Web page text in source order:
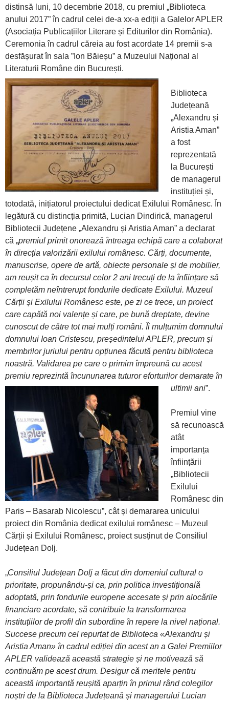
distinsă luni, 10 decembrie 2018, cu premiul „Biblioteca
anului 2017” în cadrul celei de-a xx-a ediții a Galelor APLER
(Asociația Publicațiilor Literare și Editurilor din România).
Ceremonia în cadrul căreia au fost acordate 14 premii s-a
desfășurat în sala ”Ion Băieșu” a Muzeului Național al
Literaturii Române din București.
Biblioteca
Județeană
„Alexandru și
Aristia Aman”
a fost
reprezentată
la București
de managerul
instituției și,
totodată, inițiatorul proiectului dedicat Exilului Românesc. În
legătură cu distincția primită, Lucian Dindirică, managerul
Bibliotecii Județene „Alexandru și Aristia Aman” a declarat
că „premiul primit onorează întreaga echipă care a colaborat
în direcția valorizării exilului românesc. Cărți, documente,
manuscrise, opere de artă, obiecte personale și de mobilier,
am reușit ca în decursul celor 2 ani trecuți de la înființare să
completăm neîntrerupt fondurile dedicate Exilului. Muzeul
Cărții și Exilului Românesc este, pe zi ce trece, un proiect
care capătă noi valențe și care, pe bună dreptate, devine
cunoscut de către tot mai mulți români. Îi mulțumim domnului
domnului Ioan Cristescu, președintelui APLER, precum și
membrilor juriului pentru opțiunea făcută pentru biblioteca
noastră. Validarea pe care o primim împreună cu acest
premiu reprezintă încununarea tuturor eforturilor demarate în
ultimii ani”.
Premiul vine
să recunoască
atât
importanța
înființării
„Bibliotecii
Exilului
Românesc din
Paris – Basarab Nicolescu”, cât și demararea unicului
proiect din România dedicat exilului românesc – Muzeul
Cărții și Exilului Românesc, proiect susținut de Consiliul
Județean Dolj.
„Consiliul Județean Dolj a făcut din domeniul cultural o
prioritate, propunându-și ca, prin politica investițională
adoptată, prin fondurile europene accesate și prin alocările
financiare acordate, să contribuie la transformarea
instituțiilor de profil din subordine în repere la nivel național.
Succese precum cel repurtat de Biblioteca «Alexandru și
Aristia Aman» în cadrul ediției din acest an a Galei Premiilor
APLER validează această strategie și ne motivează să
continuăm pe acest drum. Desigur că meritele pentru
această importantă reușită aparțin în primul rând colegilor
noștri de la Biblioteca Județeană și managerului Lucian